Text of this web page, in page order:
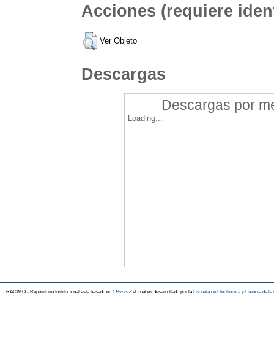
Acciones (requiere
Ver Objeto
Descargas
Descargas por
Loading...
RACIMO - Repositorio Institucional está basado en EPrints 3el cual es desarrollado por la Escuela de Electrónica y Ciencia de la